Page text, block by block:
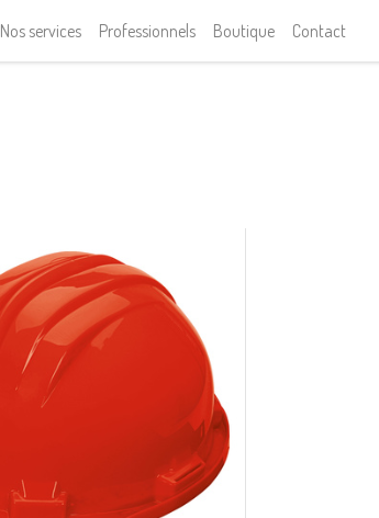
Nos services Professionnels Boutique Contact